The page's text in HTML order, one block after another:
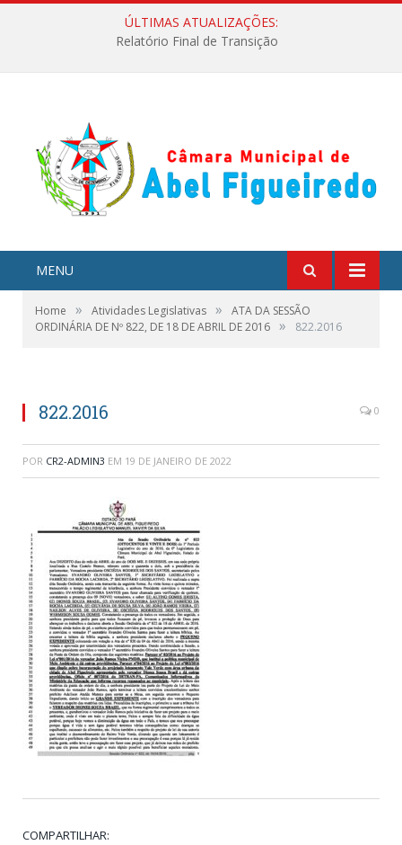
ÚLTIMAS ATUALIZAÇÕES:
Relatório Final de Transição
MENU
Home » Atividades Legislativas »
ATA DA SESSÃO
ORDINÁRIA DE Nº 822, DE 18 DE ABRIL DE 2016 » 822.2016
822.2016 0
POR CR2-ADMIN3 EM 19 DE JANEIRO DE 2022
COMPARTILHAR: